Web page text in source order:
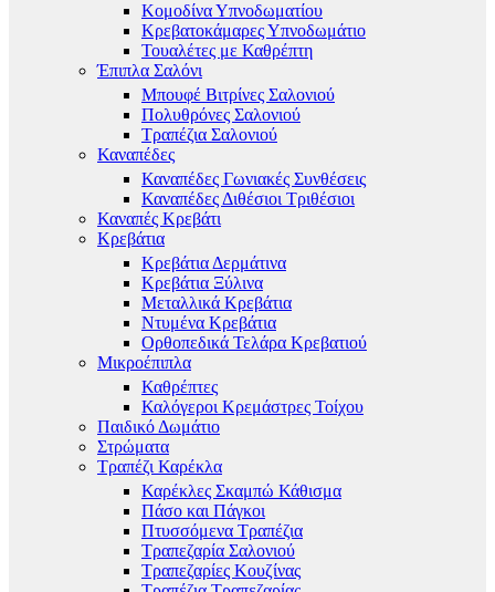
Κομοδίνα Υπνοδωματίου
Κρεβατοκάμαρες Υπνοδωμάτιο
Τουαλέτες με Καθρέπτη
Έπιπλα Σαλόνι
Μπουφέ Βιτρίνες Σαλονιού
Πολυθρόνες Σαλονιού
Τραπέζια Σαλονιού
Καναπέδες
Καναπέδες Γωνιακές Συνθέσεις
Καναπέδες Διθέσιοι Τριθέσιοι
Καναπές Κρεβάτι
Κρεβάτια
Κρεβάτια Δερμάτινα
Κρεβάτια Ξύλινα
Μεταλλικά Κρεβάτια
Ντυμένα Κρεβάτια
Ορθοπεδικά Τελάρα Κρεβατιού
Μικροέπιπλα
Καθρέπτες
Καλόγεροι Κρεμάστρες Τοίχου
Παιδικό Δωμάτιο
Στρώματα
Τραπέζι Καρέκλα
Καρέκλες Σκαμπώ Κάθισμα
Πάσο και Πάγκοι
Πτυσσόμενα Τραπέζια
Τραπεζαρία Σαλονιού
Τραπεζαρίες Κουζίνας